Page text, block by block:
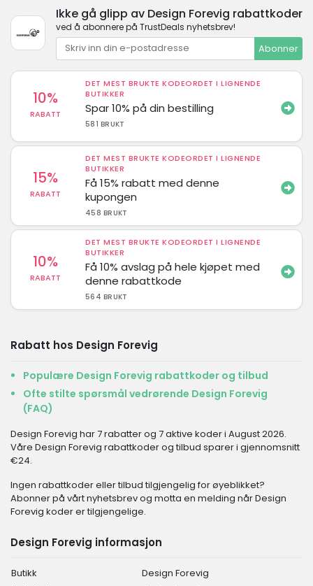
Ikke gå glipp av Design Forevig rabattkoder
ved å abonnere på TrustDeals nyhetsbrev!
Abonner
10%
RABATT
DET MEST BRUKTE KODEORDET I LIGNENDE
BUTIKKER
Spar 10% på din bestilling
581 BRUKT
15%
RABATT
DET MEST BRUKTE KODEORDET I LIGNENDE
BUTIKKER
Få 15% rabatt med denne
kupongen
458 BRUKT
10%
RABATT
DET MEST BRUKTE KODEORDET I LIGNENDE
BUTIKKER
Få 10% avslag på hele kjøpet med
denne rabattkode
564 BRUKT
Rabatt hos Design Forevig
Populære Design Forevig rabattkoder og tilbud
Ofte stilte spørsmål vedrørende Design Forevig
(FAQ)
Design Forevig har 7 rabatter og 7 aktive koder i August 2026.
Våre Design Forevig rabattkoder og tilbud sparer i gjennomsnitt
€24.
Ingen rabattkoder eller tilbud tilgjengelig for øyeblikket?
Abonner på vårt nyhetsbrev og motta en melding når Design
Forevig koder er tilgjengelige.
Design Forevig informasjon
Butikk
Design Forevig